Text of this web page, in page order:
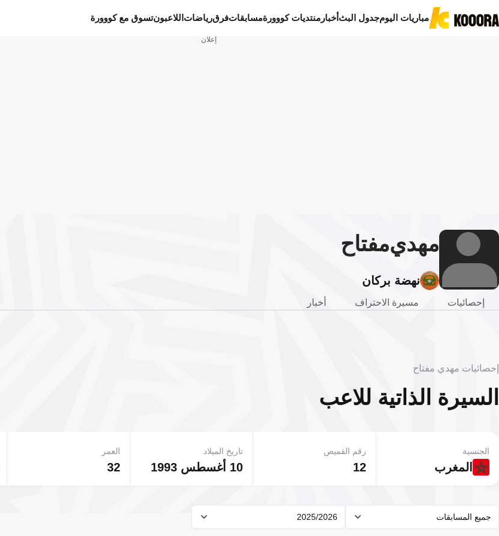
مباريات اليومجدول البثأخبار منتديات كووورةمسابقاتفرقرياضات اللاعبونتسوق مع كووورة
إعلان
مهديمفتاح
نهضة بركان
إحصائيات مسيرة الاحتراف أخبار
إحصائيات مهدي مفتاح
السيرة الذاتية للاعب
المغرب
الجنسية
12
رقم القميص
10 أغسطس 1993
تاريخ الميلاد
32
العمر
جميع المسابقات 2025/2026